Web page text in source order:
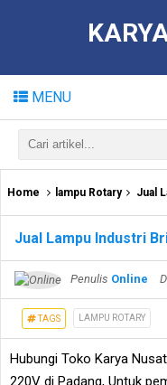
MENU
Home lampu Rotary Jual
Jual Lampu Industri
Penulis Online
TAGS LAMPU ROTARY
Hubungi Toko Karya
220V di Padang, Untuk